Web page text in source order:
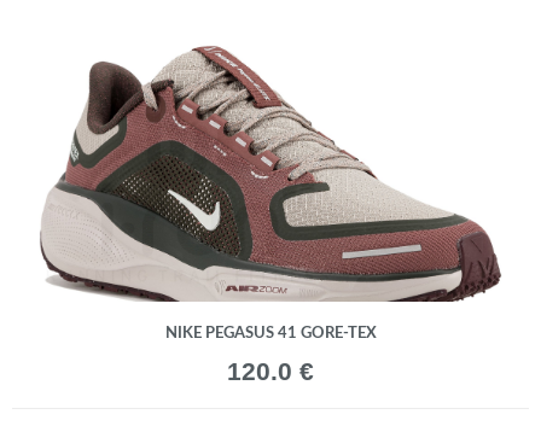
NIKE PEGASUS 41 GORE-TEX
120.0 €